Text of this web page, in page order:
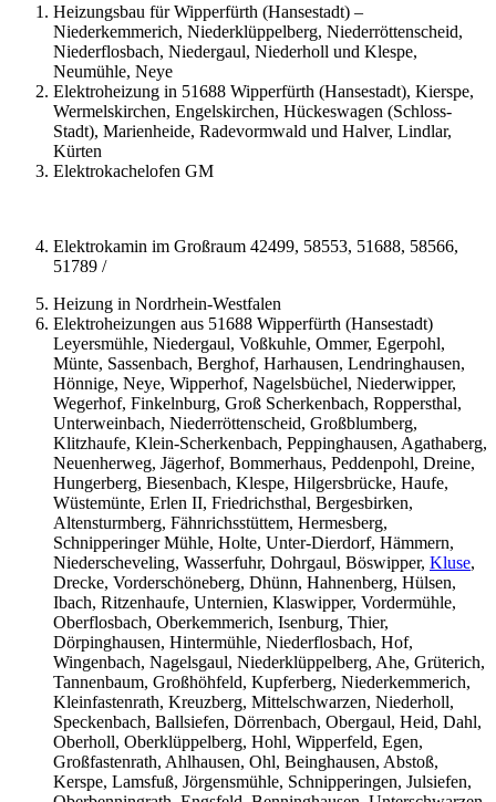
Heizungsbau für Wipperfürth (Hansestadt) –
Niederkemmerich, Niederklüppelberg, Niederröttenscheid,
Niederflosbach, Niedergaul, Niederholl und Klespe,
Neumühle, Neye
Elektroheizung in 51688 Wipperfürth (Hansestadt), Kierspe,
Wermelskirchen, Engelskirchen, Hückeswagen (Schloss-
Stadt), Marienheide, Radevormwald und Halver, Lindlar,
Kürten
Elektrokachelofen GM
Elektrokamin im Großraum 42499, 58553, 51688, 58566,
51789 /
Heizung in Nordrhein-Westfalen
Elektroheizungen aus 51688 Wipperfürth (Hansestadt)
Leyersmühle, Niedergaul, Voßkuhle, Ommer, Egerpohl,
Münte, Sassenbach, Berghof, Harhausen, Lendringhausen,
Hönnige, Neye, Wipperhof, Nagelsbüchel, Niederwipper,
Wegerhof, Finkelnburg, Groß Scherkenbach, Roppersthal,
Unterweinbach, Niederröttenscheid, Großblumberg,
Klitzhaufe, Klein-Scherkenbach, Peppinghausen, Agathaberg,
Neuenherweg, Jägerhof, Bommerhaus, Peddenpohl, Dreine,
Hungerberg, Biesenbach, Klespe, Hilgersbrücke, Haufe,
Wüstemünte, Erlen II, Friedrichsthal, Bergesbirken,
Altensturmberg, Fähnrichsstüttem, Hermesberg,
Schnipperinger Mühle, Holte, Unter-Dierdorf, Hämmern,
Niederscheveling, Wasserfuhr, Dohrgaul, Böswipper, Kluse,
Drecke, Vorderschöneberg, Dhünn, Hahnenberg, Hülsen,
Ibach, Ritzenhaufe, Unternien, Klaswipper, Vordermühle,
Oberflosbach, Oberkemmerich, Isenburg, Thier,
Dörpinghausen, Hintermühle, Niederflosbach, Hof,
Wingenbach, Nagelsgaul, Niederklüppelberg, Ahe, Grüterich,
Tannenbaum, Großhöhfeld, Kupferberg, Niederkemmerich,
Kleinfastenrath, Kreuzberg, Mittelschwarzen, Niederholl,
Speckenbach, Ballsiefen, Dörrenbach, Obergaul, Heid, Dahl,
Oberholl, Oberklüppelberg, Hohl, Wipperfeld, Egen,
Großfastenrath, Ahlhausen, Ohl, Beinghausen, Abstoß,
Kerspe, Lamsfuß, Jörgensmühle, Schnipperingen, Julsiefen,